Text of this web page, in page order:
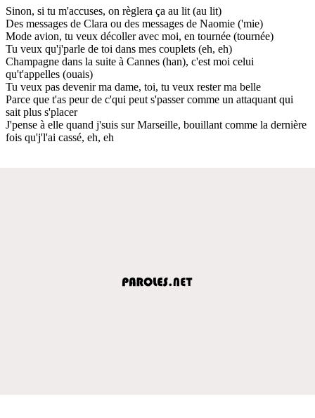
Sinon, si tu m'accuses, on règlera ça au lit (au lit)
Des messages de Clara ou des messagеs de Naomie ('mie)
Modе avion, tu veux décoller avec moi, en tournée (tournée)
Tu veux qu'j'parle de toi dans mes couplets (eh, eh)
Champagne dans la suite à Cannes (han), c'est moi celui
qu't'appelles (ouais)
Tu veux pas devenir ma dame, toi, tu veux rester ma belle
Parce que t'as peur de c'qui peut s'passer comme un attaquant qui
sait plus s'placer
J'pense à elle quand j'suis sur Marseille, bouillant comme la dernière
fois qu'j'l'ai cassé, eh, eh